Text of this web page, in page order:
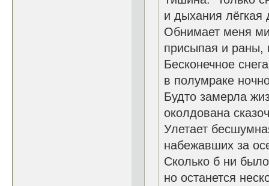
и дыхания лёгкая
Обнимает меня
присыпая и раны,
Бесконечное
в полумраке
Будто замерла
околдована
Улетает
набежавших за
Сколько б ни было
но останется